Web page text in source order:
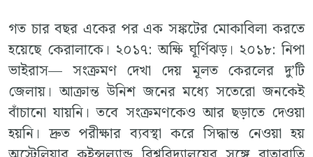
গত চার বছর একের পর এক সঙ্কটের মোকাবিলা করতে
হয়েছে কেরালাকে। ২০১৭: অক্ষি ঘূর্ণিঝড়। ২০১৮: নিপা
ভাইরাস— সংক্রমণ দেখা দেয় মূলত কেরলের দু’টি
জেলায়। আক্রান্ত উনিশ জনের মধ্যে সতেরো জনকেই
বাঁচানো যায়নি। তবে সংক্রমণকেও আর ছড়াতে দেওয়া
হয়নি। দ্রুত পরীক্ষার ব্যবস্থা করে সিদ্ধান্ত নেওয়া হয়